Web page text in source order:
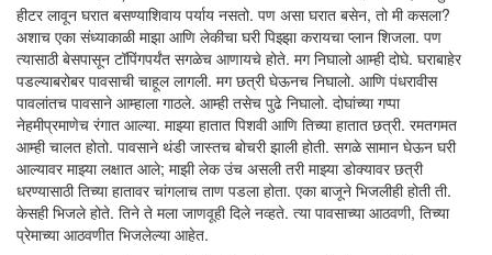
हीटर लावून घरात बसण्याशिवाय पर्याय नसतो. पण असा घरात बसेन, तो मी कसला?
अशाच एका संध्याकाळी माझा आणि लेकीचा घरी पिझ्झा करायचा प्लान शिजला. पण
त्यासाठी बेसपासून टॉपिंगपर्यंत सगळेच आणायचे होते. मग निघालो आम्ही दोघे. घराबाहेर
पडल्याबरोबर पावसाची चाहूल लागली. मग छत्री घेऊनच निघालो. आणि पंधरावीस
पावलांतच पावसाने आम्हाला गाठले. आम्ही तसेच पुढे निघालो. दोघांच्या गप्पा
नेहमीप्रमाणेच रंगात आल्या. माझ्या हातात पिशवी आणि तिच्या हातात छत्री. रमतगमत
आम्ही चालत होतो. पावसाने थंडी जास्तच बोचरी झाली होती. सगळे सामान घेऊन घरी
आल्यावर माझ्या लक्षात आले; माझी लेक उंच असली तरी माझ्या डोक्यावर छत्री
धरण्यासाठी तिच्या हातावर चांगलाच ताण पडला होता. एका बाजूने भिजलीही होती ती.
केसही भिजले होते. तिने ते मला जाणवूही दिले नव्हते. त्या पावसाच्या आठवणी, तिच्या
प्रेमाच्या आठवणीत भिजलेल्या आहेत.